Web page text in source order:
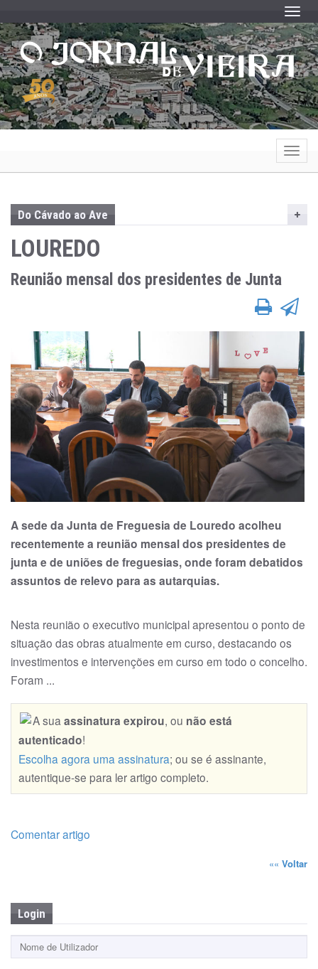
Do Cávado ao Ave
LOUREDO
Reunião mensal dos presidentes de Junta
A sede da Junta de Freguesia de Louredo acolheu
recentemente a reunião mensal dos presidentes de
junta e de uniões de freguesias, onde foram debatidos
assuntos de relevo para as autarquias.
Nesta reunião o executi­vo municipal apresentou o ponto de
situação das obras atualmente em curso, destacando os
investimentos e intervenções em curso em todo o concelho.
Foram ...
A sua assinatura expirou, ou não está
autenticado!
Escolha agora uma assinatura; ou se é assinante,
autentique-se para ler artigo completo.
Comentar artigo
«« Voltar
Login